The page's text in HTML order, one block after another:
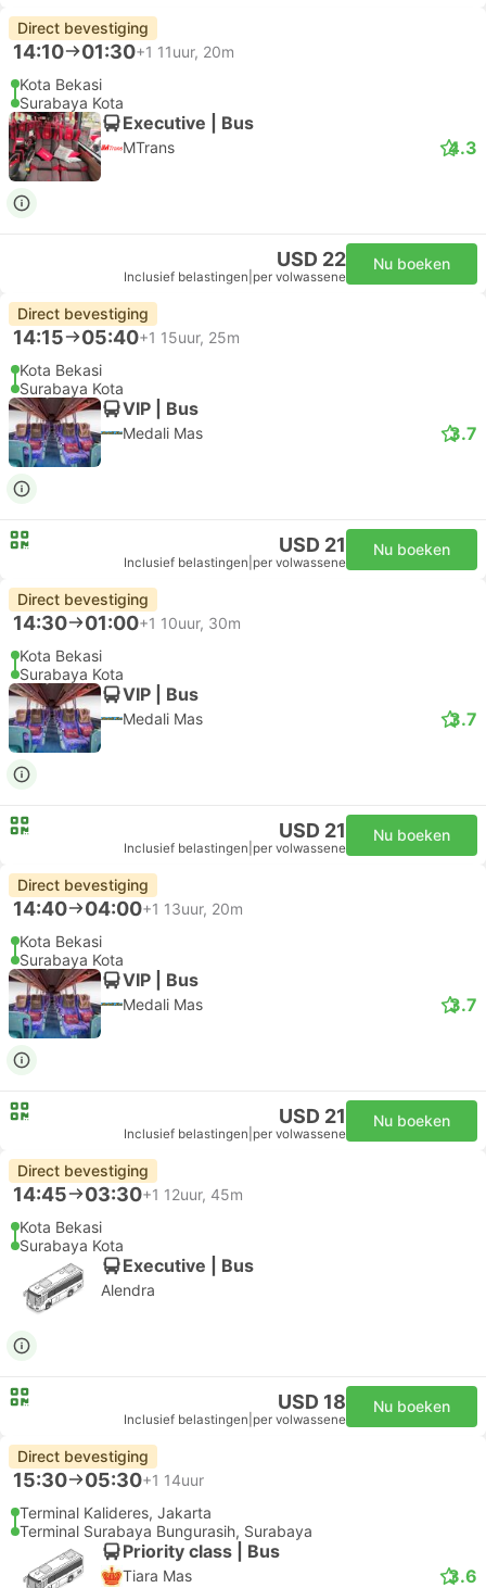
Direct bevestiging
14:10 01:30+1 11uur, 20m
Kota Bekasi
Surabaya Kota
Executive | Bus
MTrans 4.3
USD 22
Inclusief belastingen per volwassene
Nu boeken
Direct bevestiging
14:15 05:40+1 15uur, 25m
Kota Bekasi
Surabaya Kota
VIP | Bus
Medali Mas 3.7
USD 21
Inclusief belastingen per volwassene
Nu boeken
Direct bevestiging
14:30 01:00+1 10uur, 30m
Kota Bekasi
Surabaya Kota
VIP | Bus
Medali Mas 3.7
USD 21
Inclusief belastingen per volwassene
Nu boeken
Direct bevestiging
14:40 04:00+1 13uur, 20m
Kota Bekasi
Surabaya Kota
VIP | Bus
Medali Mas 3.7
USD 21
Inclusief belastingen per volwassene
Nu boeken
Direct bevestiging
14:45 03:30+1 12uur, 45m
Kota Bekasi
Surabaya Kota
Executive | Bus
Alendra
USD 18
Inclusief belastingen per volwassene
Nu boeken
Direct bevestiging
15:30 05:30+1 14uur
Terminal Kalideres, Jakarta
Terminal Surabaya Bungurasih, Surabaya
Priority class | Bus
Tiara Mas 3.6